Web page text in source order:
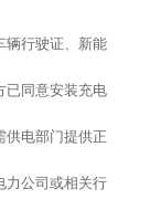
辆行驶证、新能
已同意安装充电
供电部门提供正
力公司或相关行